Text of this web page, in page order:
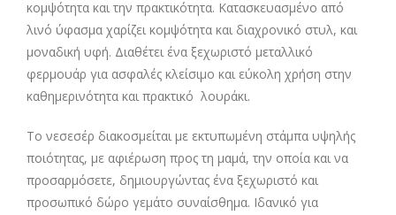
κομψότητα και την πρακτικότητα. Κατασκευασμένο από
λινό ύφασμα χαρίζει κομψότητα και διαχρονικό στυλ, και
μοναδική υφή. Διαθέτει ένα ξεχωριστό μεταλλικό
φερμουάρ για ασφαλές κλείσιμο και εύκολη χρήση στην
καθημερινότητα και πρακτικό λουράκι.
Το νεσεσέρ διακοσμείται με εκτυπωμένη στάμπα υψηλής
ποιότητας, με αφιέρωση προς τη μαμά, την οποία και να
προσαρμόσετε, δημιουργώντας ένα ξεχωριστό και
προσωπικό δώρο γεμάτο συναίσθημα. Ιδανικό για